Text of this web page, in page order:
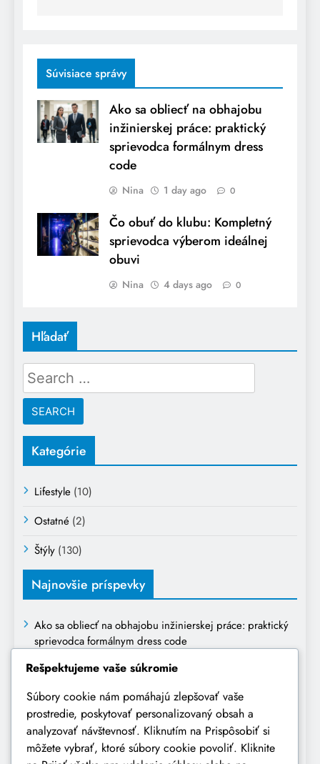
Súvisiace správy
Ako sa obliecť na obhajobu
inžinierskej práce: praktický
sprievodca formálnym dress
code
Nina 1 day ago 0
Čo obuť do klubu: Kompletný
sprievodca výberom ideálnej
obuvi
Nina 4 days ago 0
Hľadať
Search
for:
Kategórie
Lifestyle (10)
Ostatné (2)
Štýly (130)
Najnovšie príspevky
Ako sa obliecť na obhajobu inžinierskej práce: praktický
sprievodca formálnym dress code
Čo obuť do klubu: Kompletný sprievodca výberom
Ako sa obliecť na prvé narodeniny dieťaťa: kompletný
sprievodca výberom oblečenia
Oblečenie na pohreb: Kompletný sprievodca vhodným a
Rešpektujeme vaše súkromie
Súbory cookie nám pomáhajú zlepšovať vaše
prostredie, poskytovať personalizovaný obsah a
analyzovať návštevnosť. Kliknutím na Prispôsobiť si
môžete vybrať, ktoré súbory cookie povoliť. Kliknite